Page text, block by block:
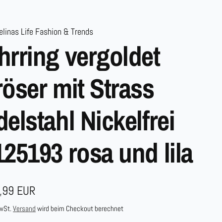
Life Fashion & Trends
vergoldet
mit Strass
Nickelfrei
rosa und lila
EUR
Versand wird beim Checkout berechnet